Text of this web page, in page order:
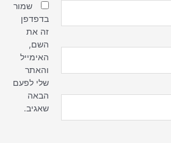
שמור
בדפדפן
זה את
השם,
האימייל
והאתר
שלי לפעם
הבאה
שאגיב.